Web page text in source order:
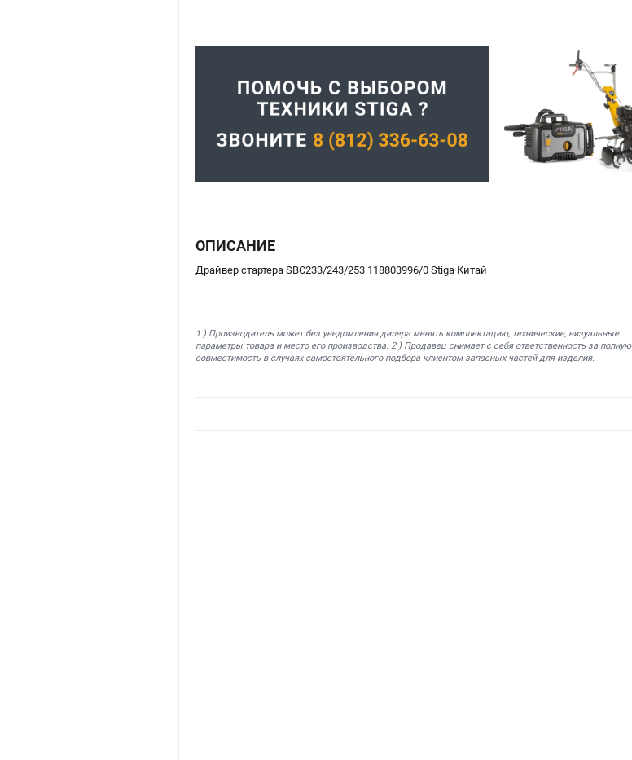
ОПИСАНИЕ
Драйвер стартера SBC233/243/253 118803996/0 Stiga Китай
1.) Производитель может без уведомления дилера менять комплектацию, технические, визуальные
параметры товара и место его производства. 2.) Продавец снимает с себя ответственность за полную
совместимость в случаях самостоятельного подбора клиентом запасных частей для изделия.